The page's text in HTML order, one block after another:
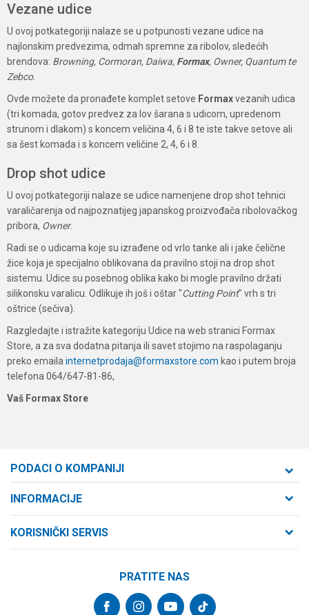
Vezane udice
U ovoj potkategoriji nalaze se u potpunosti vezane udice na
najlonskim predvezima, odmah spremne za ribolov, sledećih
brendova: Browning, Cormoran, Daiwa, Formax, Owner, Quantum te
Zebco.
Ovde možete da pronađete komplet setove Formaxvezanih udica
(tri komada, gotov predvez za lov šarana s udicom, upredenom
strunom i dlakom) s koncem veličina 4, 6 i 8 te iste takve setove ali
sa šest komada i s koncem veličine 2, 4, 6 i 8.
Drop shot udice
U ovoj potkategoriji nalaze se udice namenjene drop shot tehnici
varaličarenja od najpoznatijeg japanskog proizvođača ribolovačkog
pribora, Owner.
Radi se o udicama koje su izrađene od vrlo tanke ali i jake čelične
žice koja je specijalno oblikovana da pravilno stoji na drop shot
sistemu. Udice su posebnog oblika kako bi mogle pravilno držati
silikonsku varalicu. Odlikuje ih još i oštar "Cutting Point" vrh s tri
oštrice (sečiva).
Razgledajte i istražite kategoriju Udice na web stranici Formax
Store, a za sva dodatna pitanja ili savet stojimo na raspolaganju
preko emaila internetprodaja@formaxstore.com kao i putem broja
telefona 064/647-81-86,
Vaš Formax Store
PODACI O KOMPANIJI
Cara Dušana 47
INFORMACIJE
KORISNIČKI SERVIS
PRATITE NAS